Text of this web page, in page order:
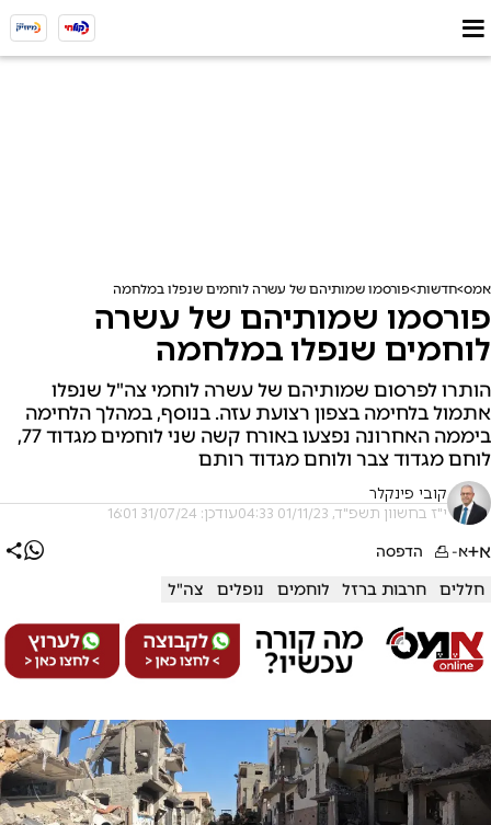
אמס חדשות פורסמו שמותיהם של עשרה לוחמים שנפלו במלחמה
פורסמו שמותיהם של עשרה
לוחמים שנפלו במלחמה
הותרו לפרסום שמותיהם של עשרה לוחמי צה"ל שנפלו
אתמול בלחימה בצפון רצועת עזה. בנוסף, במהלך הלחימה
ביממה האחרונה נפצעו באורח קשה שני לוחמים מגדוד 77,
לוחם מגדוד צבר ולוחם מגדוד רותם
קובי פינקלר
י"ז בחשוון תשפ"ד, 01/11/23 04:33 עודכן: 31/07/24 16:01
א+א- הדפסה
חללים חרבות ברזל לוחמים נופלים צה"ל